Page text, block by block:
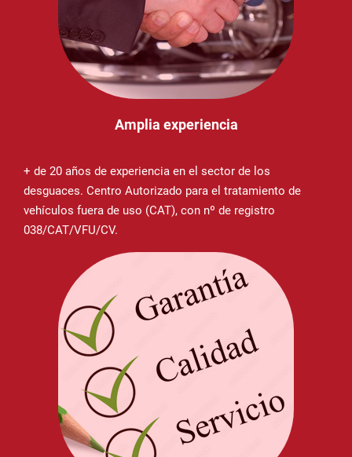
Amplia experiencia
+ de 20 años de experiencia en el sector de los
desguaces. Centro Autorizado para el tratamiento de
vehículos fuera de uso (CAT), con nº de registro
038/CAT/VFU/CV.